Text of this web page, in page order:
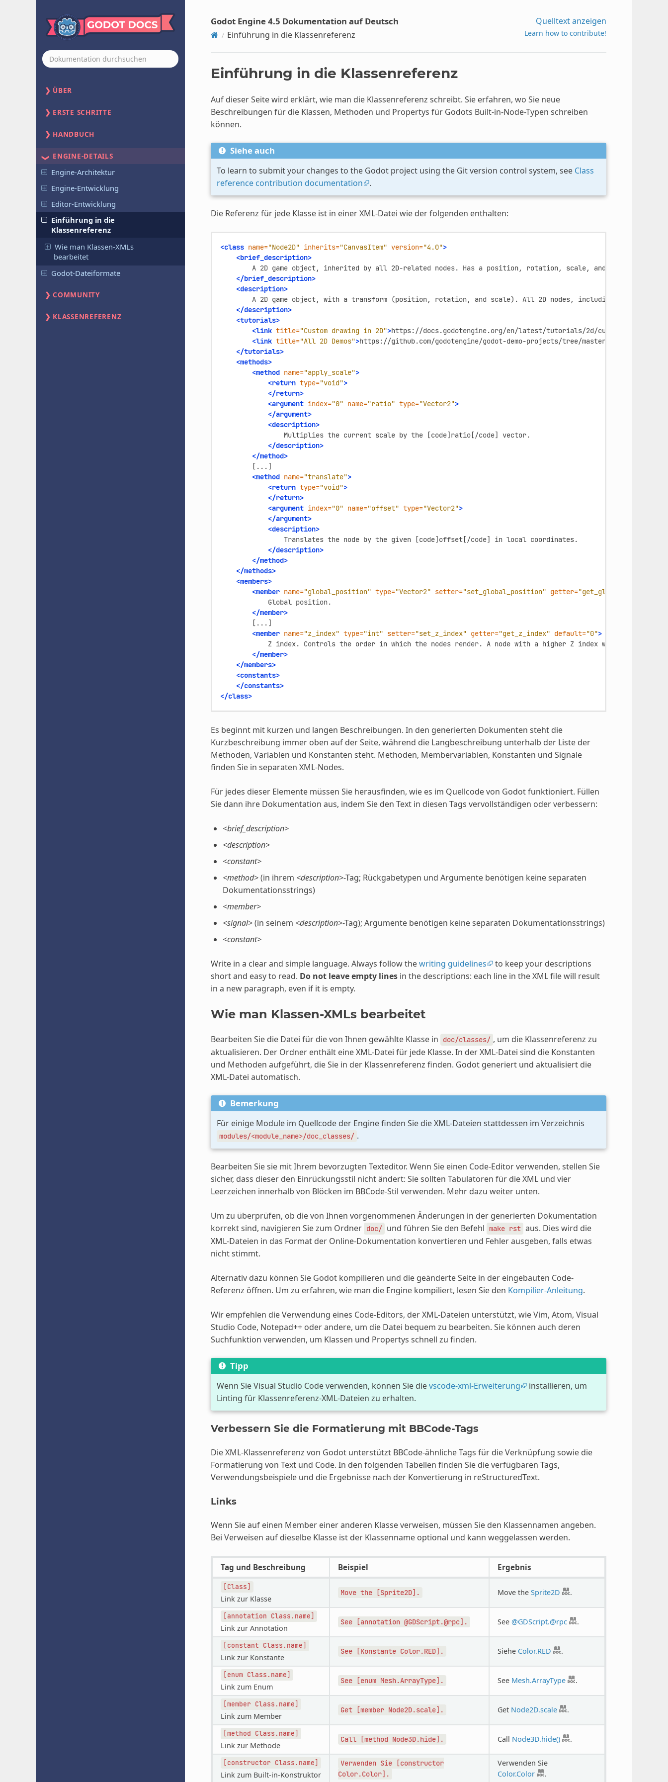
ÜBER
ERSTE SCHRITTE
HANDBUCH
ENGINE-DETAILS
Engine-Architektur
Engine-Entwicklung
Editor-Entwicklung
Einführung in die
Klassenreferenz
Wie man Klassen-XMLs
bearbeitet
Godot-Dateiformate
COMMUNITY
KLASSENREFERENZ
Godot Engine 4.5 Dokumentation auf Deutsch
Einführung in die Klassenreferenz
Quelltext anzeigen
Learn how to contribute!
Einführung in die Klassenreferenz
Auf dieser Seite wird erklärt, wie man die Klassenreferenz schreibt. Sie erfahren, wo Sie neue
Beschreibungen für die Klassen, Methoden und Propertys für Godots Built-in-Node-Typen schreiben
können.
Siehe auch
To learn to submit your changes to the Godot project using the Git version control system, see Class
reference contribution documentation
.
Die Referenz für jede Klasse ist in einer XML-Datei wie der folgenden enthalten:
<class name="Node2D" inherits="CanvasItem" version="4.0">
<brief_description>
A 2D game object, inherited by all 2D-related nodes. Has a position, rotation, scale, and
</brief_description>
<description>
A 2D game object, with a transform (position, rotation, and scale). All 2D nodes, including
</description>
<tutorials>
<link title="Custom drawing in 2D">https://docs.godotengine.org/en/latest/tutorials/2d/
<link title="All 2D Demos">https://github.com/godotengine/godot-demo-projects/tree/master/2d
</tutorials>
<methods>
<method name="apply_scale">
<return type="void">
</return>
<argument index="0" name="ratio" type="Vector2">
</argument>
<description>
Multiplies the current scale by the [code]ratio[/code]
</description>
</method>
<method name="translate">
<return type="void">
</return>
<argument index="0" name="offset" type="Vector2">
</argument>
<description>
Translates the node by the given [code]offset[/code] in local
</description>
</method>
</methods>
<members>
<member name="global_position" type="Vector2" setter="set_global_position" getter="get_global_position"
Global
</member>
<member name="z_index" type="int" setter="set_z_index" getter="get_z_index" default="0">
Z index. Controls the order in which the nodes render. A node with a higher Z index will
</member>
</members>
<constants>
</constants>
</class>
Es beginnt mit kurzen und langen Beschreibungen. In den generierten Dokumenten steht die
Kurzbeschreibung immer oben auf der Seite, während die Langbeschreibung unterhalb der Liste der
Methoden, Variablen und Konstanten steht. Methoden, Membervariablen, Konstanten und Signale
finden Sie in separaten XML-Nodes.
Für jedes dieser Elemente müssen Sie herausfinden, wie es im Quellcode von Godot funktioniert. Füllen
Sie dann ihre Dokumentation aus, indem Sie den Text in diesen Tags vervollständigen oder verbessern:
<brief_description>
<description>
<constant>
<method>(in ihrem <description>-Tag; Rückgabetypen und Argumente benötigen keine separaten
Dokumentationsstrings)
<member>
<signal>(in seinem <description>-Tag); Argumente benötigen keine separaten Dokumentationsstrings)
<constant>
Write in a clear and simple language. Always follow thewriting guidelines
to keep your descriptions
short and easy to read. Do not leave empty linesin the descriptions: each line in the XML file will result
in a new paragraph, even if it is empty.
Wie man Klassen-XMLs bearbeitet
Bearbeiten Sie die Datei für die von Ihnen gewählte Klasse in doc/classes/ , um die Klassenreferenz zu
aktualisieren. Der Ordner enthält eine XML-Datei für jede Klasse. In der XML-Datei sind die Konstanten
und Methoden aufgeführt, die Sie in der Klassenreferenz finden. Godot generiert und aktualisiert die
XML-Datei automatisch.
Bemerkung
Für einige Module im Quellcode der Engine finden Sie die XML-Dateien stattdessen im Verzeichnis
modules/<module_name>/doc_classes/ .
Bearbeiten Sie sie mit Ihrem bevorzugten Texteditor. Wenn Sie einen Code-Editor verwenden, stellen Sie
sicher, dass dieser den Einrückungsstil nicht ändert: Sie sollten Tabulatoren für die XML und vier
Leerzeichen innerhalb von Blöcken im BBCode-Stil verwenden. Mehr dazu weiter unten.
Um zu überprüfen, ob die von Ihnen vorgenommenen Änderungen in der generierten Dokumentation
korrekt sind, navigieren Sie zum Ordner doc/ und führen Sie den Befehl make rst aus. Dies wird die
XML-Dateien in das Format der Online-Dokumentation konvertieren und Fehler ausgeben, falls etwas
nicht stimmt.
Alternativ dazu können Sie Godot kompilieren und die geänderte Seite in der eingebauten Code-
Referenz öffnen. Um zu erfahren, wie man die Engine kompiliert, lesen Sie den Kompilier-Anleitung.
Wir empfehlen die Verwendung eines Code-Editors, der XML-Dateien unterstützt, wie Vim, Atom, Visual
Studio Code, Notepad++ oder andere, um die Datei bequem zu bearbeiten. Sie können auch deren
Suchfunktion verwenden, um Klassen und Propertys schnell zu finden.
Tipp
Wenn Sie Visual Studio Code verwenden, können Sie dievscode-xml-Erweiterung
installieren, um
Linting für Klassenreferenz-XML-Dateien zu erhalten.
Verbessern Sie die Formatierung mit BBCode-Tags
Die XML-Klassenreferenz von Godot unterstützt BBCode-ähnliche Tags für die Verknüpfung sowie die
Formatierung von Text und Code. In den folgenden Tabellen finden Sie die verfügbaren Tags,
Verwendungsbeispiele und die Ergebnisse nach der Konvertierung in reStructuredText.
Links
Wenn Sie auf einen Member einer anderen Klasse verweisen, müssen Sie den Klassennamen angeben.
Bei Verweisen auf dieselbe Klasse ist der Klassenname optional und kann weggelassen werden.
Tag und Beschreibung Beispiel Ergebnis
[Class]
Link zur Klasse
Move the [Sprite2D]. Move the Sprite2D .
[annotation Class.name]
Link zur Annotation
See [annotation @GDScript.@rpc]. See @GDScript.@rpc .
[constant Class.name]
Link zur Konstante
See [Konstante Color.RED]. Siehe Color.RED .
[enum Class.name]
Link zum Enum
See [enum Mesh.ArrayType]. See Mesh.ArrayType .
[member Class.name]
Link zum Member
Get [member Node2D.scale]. Get Node2D.scale .
[method Class.name]
Link zur Methode
Call [method Node3D.hide]. Call Node3D.hide() .
[constructor Class.name]
Link zum Built-in-Konstruktor
Verwenden Sie
[constructor
Color.Color].
Verwenden Sie
Color.Color
.